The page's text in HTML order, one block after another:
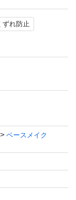
ずれ防止
ベースメイク